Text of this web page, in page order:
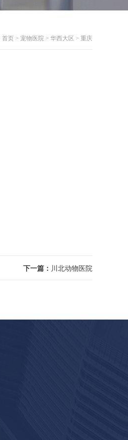
首页 > 宠物医院 > 华西大区 > 重庆
下一篇： 川北动物医院